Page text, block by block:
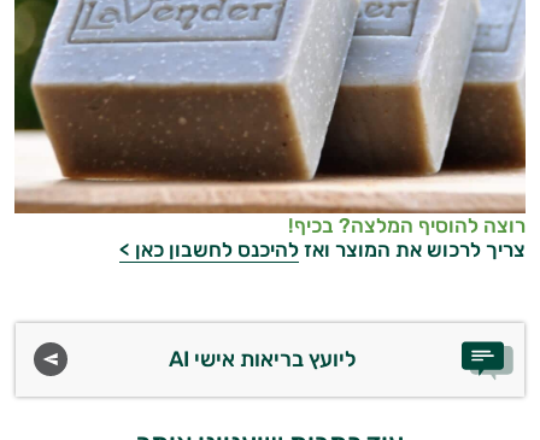
רוצה להוסיף המלצה? בכיף!
צריך לרכוש את המוצר ואז להיכנס לחשבון כאן >
ליועץ בריאות אישי AI